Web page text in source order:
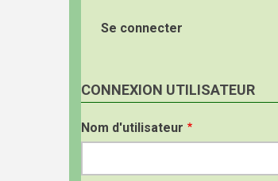
Se connecter
CONNEXION UTILISATEUR
Nom d'utilisateur